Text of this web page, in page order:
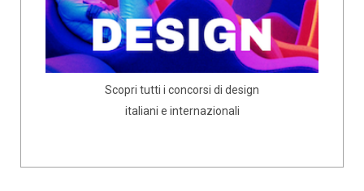
Scopri tutti i concorsi di design
italiani e internazionali